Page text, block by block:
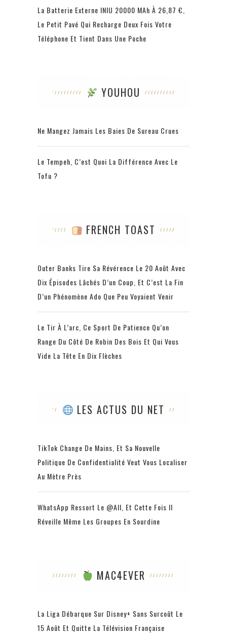
La Batterie Externe INIU 20000 MAh À 26,87 €,
Le Petit Pavé Qui Recharge Deux Fois Votre
Téléphone Et Tient Dans Une Poche
YOUHOU
Ne Mangez Jamais Les Baies De Sureau Crues
Le Tempeh, C’est Quoi La Différence Avec Le
Tofu ?
FRENCH TOAST
Outer Banks Tire Sa Révérence Le 20 Août Avec
Dix Épisodes Lâchés D’un Coup, Et C’est La Fin
D’un Phénomène Ado Que Peu Voyaient Venir
Le Tir À L’arc, Ce Sport De Patience Qu’on
Range Du Côté De Robin Des Bois Et Qui Vous
Vide La Tête En Dix Flèches
LES ACTUS DU NET
TikTok Change De Mains, Et Sa Nouvelle
Politique De Confidentialité Veut Vous Localiser
Au Mètre Près
WhatsApp Ressort Le @all, Et Cette Fois Il
Réveille Même Les Groupes En Sourdine
MAC4EVER
La Liga Débarque Sur Disney+ Sans Surcoût Le
15 Août Et Quitte La Télévision Française